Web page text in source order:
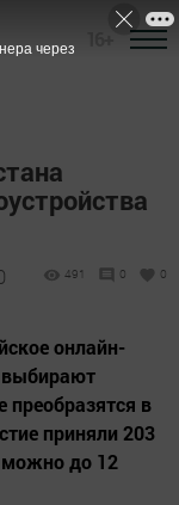
491 0 0
онлайн-
выбирают
преобразятся в
приняли 203
можно до 12
через